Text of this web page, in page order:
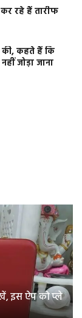
कर रहे हैं तारीफ
कहते हैं कि
जोड़ा जाना
इस ऐप को प्ले